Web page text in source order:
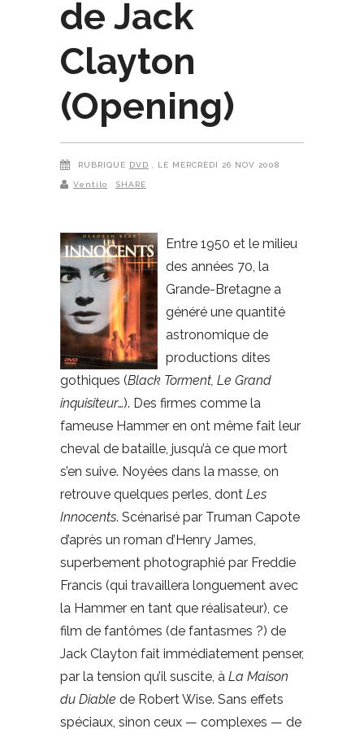
de Jack
Clayton
(Opening)
RUBRIQUE DVD , LE MERCREDI 26 NOV 2008
Ventilo SHARE
Entre 1950 et le milieu
des années 70, la
Grande-Bretagne a
généré une quantité
astronomique de
productions dites
gothiques (Black Torment, Le Grand
inquisiteur…). Des firmes comme la
fameuse Hammer en ont même fait leur
cheval de bataille, jusqu’à ce que mort
s’en suive. Noyées dans la masse, on
retrouve quelques perles, dont Les
Innocents. Scénarisé par Truman Capote
d’après un roman d’Henry James,
superbement photographié par Freddie
Francis (qui travaillera longuement avec
la Hammer en tant que réalisateur), ce
film de fantômes (de fantasmes ?) de
Jack Clayton fait immédiatement penser,
par la tension qu’il suscite, à La Maison
du Diable de Robert Wise. Sans effets
spéciaux, sinon ceux — complexes — de